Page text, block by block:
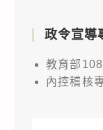
政令宣導
教育部
內控稽核